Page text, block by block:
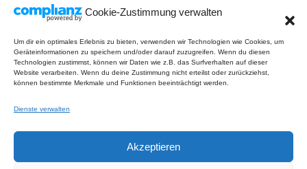
Cookie-Zustimmung verwalten
Um dir ein optimales Erlebnis zu bieten, verwenden wir Technologien wie Cookies, um
Geräteinformationen zu speichern und/oder darauf zuzugreifen. Wenn du diesen
Technologien zustimmst, können wir Daten wie z.B. das Surfverhalten auf dieser
Website verarbeiten. Wenn du deine Zustimmung nicht erteilst oder zurückziehst,
können bestimmte Merkmale und Funktionen beeinträchtigt werden.
Dienste verwalten
Akzeptieren